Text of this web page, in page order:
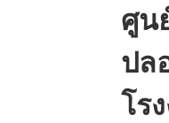
ศูน
ปล
โร